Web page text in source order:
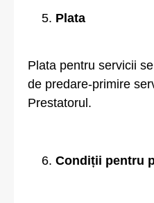
Plata
Plata pentru servicii
de predare-primire
Prestatorul.
Condiții pentru